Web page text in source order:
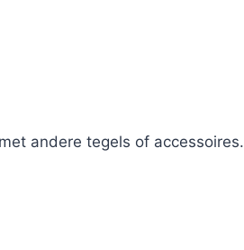
andere tegels of accessoires.